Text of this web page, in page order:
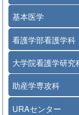
基本医学
看護学部看護学科
大学院看護学研究
助産学専攻科
URAセンター